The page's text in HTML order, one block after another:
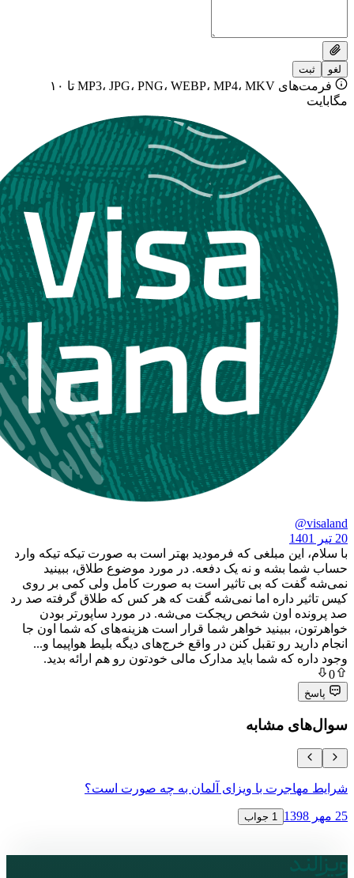
فرمت‌های MP3، JPG، PNG، WEBP، MP4، MKV تا ۱۰
مبلغی که فرمودید بهتر است به صورت تیکه تیکه وارد
و نه یک دفعه. در مورد موضوع طلاق، ببینید
که بی تاثیر است به صورت کامل ولی کمی بر روی
داره اما نمی‌شه گفت که هر کس که طلاق گرفته صد رد
اون شخص ریجکت می‌شه. در مورد ساپورتر بودن
ببینید خواهر شما قرار است هزینه‌های که شما اون جا
رو تقبل کنن در واقع خرج‌های دیگه بلیط هواپیما و...
شما باید مدارک مالی خودتون رو هم ارائه بدید.
مشابه
با ویزای آلمان به چه صورت است؟
1 جواب